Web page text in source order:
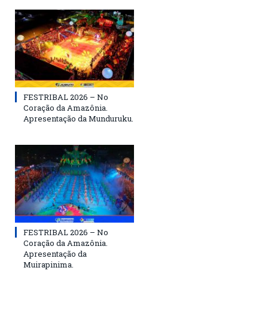
FESTRIBAL 2026 – No
Coração da Amazônia.
Apresentação da Munduruku.
FESTRIBAL 2026 – No
Coração da Amazônia.
Apresentação da
Muirapinima.